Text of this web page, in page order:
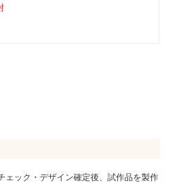
ェック・デザイン確定後、試作品を製作